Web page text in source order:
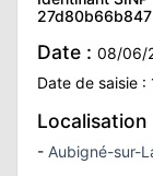
27d80b66b847
Date : 08/06/
Date de saisie
Localisation
- Aubigné-sur-